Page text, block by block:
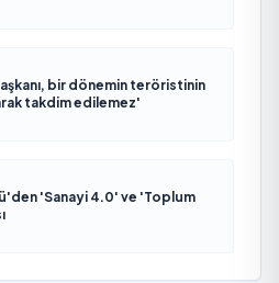
bir dönemin teröristinin
takdim edilemez'
'Sanayi 4.0' ve 'Toplum